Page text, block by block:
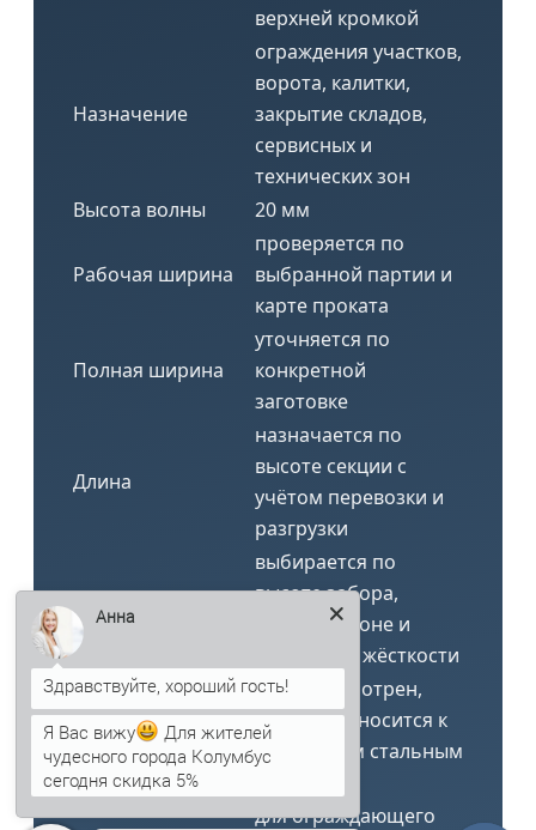
верхней кромкой
Назначение
ограждения участков,
ворота, калитки,
закрытие складов,
сервисных и
технических зон
Высота волны
20 мм
Рабочая ширина
проверяется по
выбранной партии и
карте проката
Полная ширина
уточняется по
конкретной
заготовке
Длина
назначается по
высоте секции с
учётом перевозки и
разгрузки
Толщина металла
выбирается по
высоте забора,
ветровой зоне и
требуемой жёсткости
Утеплитель
не предусмотрен,
изделие относится к
одинарным стальным
для ограждающего
Анна
Здравствуйте, хороший гость!
Я Вас вижу
Для жителей
чудесного города Колумбус
сегодня скидка 5%
Аннапечатает...